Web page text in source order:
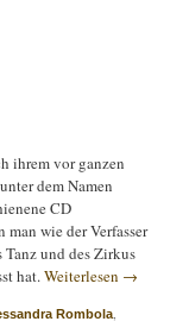
ihrem vor ganzen
dem Namen
CD
wie der Verfasser
Tanz und des Zirkus
hat.Weiterlesen →
Rombola